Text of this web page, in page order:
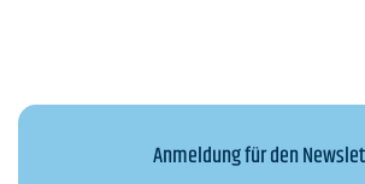
Anmeldung für den